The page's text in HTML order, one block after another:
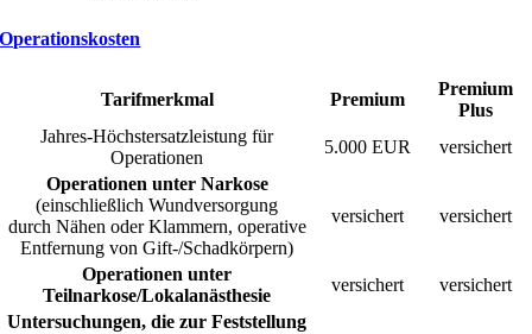
Operationskosten
Tarifmerkmal Premium
Premium
Plus
Jahres-Höchstersatzleistung für
Operationen
5.000 EUR
versichert
Operationen unter Narkose
(einschließlich Wundversorgung
durch Nähen oder Klammern, operative
Entfernung von Gift-/Schadkörpern)
versichert versichert
Operationen unter
Teilnarkose/Lokalanästhesie
versichert
versichert
Untersuchungen, die zur Feststellung